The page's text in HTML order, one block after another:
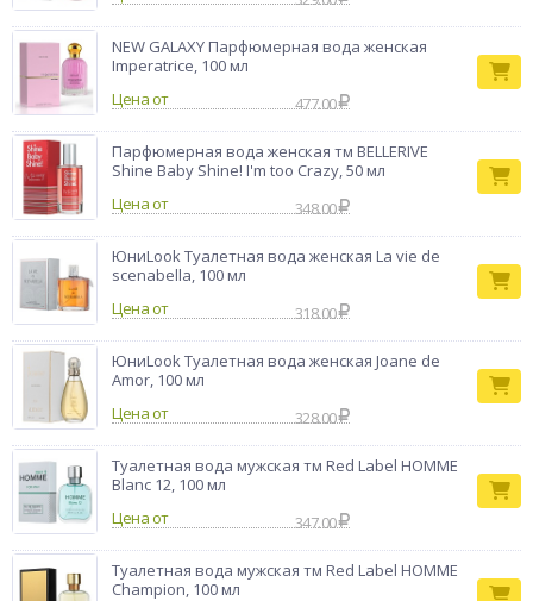
NEW GALAXY Парфюмерная вода женская
Imperatrice, 100 мл
Цена от
477.00
Парфюмерная вода женская тм BELLERIVE
Shine Baby Shine! I'm too Crazy, 50 мл
Цена от
348.00
ЮниLook Туалетная вода женская La vie de
scenabella, 100 мл
Цена от
318.00
ЮниLook Туалетная вода женская Joane de
Amor, 100 мл
Цена от
328.00
Туалетная вода мужская тм Red Label HOMME
Blanc 12, 100 мл
Цена от
347.00
Туалетная вода мужская тм Red Label HOMME
Champion, 100 мл